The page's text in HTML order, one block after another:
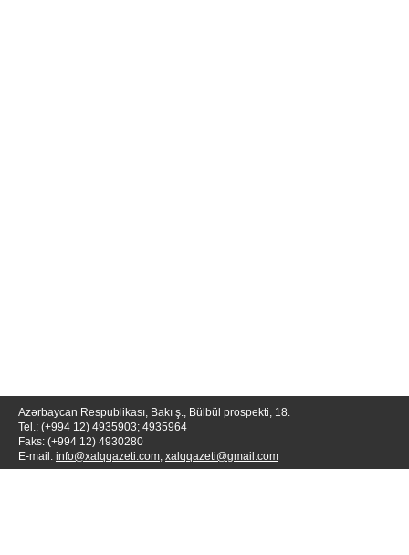
Azərbaycan Respublikası, Bakı ş., Bülbül prospekti, 18.
Tel.: (+994 12) 4935903; 4935964
Faks: (+994 12) 4930280
E-mail: info@xalqqazeti.com; xalqqazeti@gmail.com